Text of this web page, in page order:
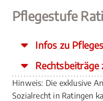
Pflegestufe
Infos zu
Hinweis: Die exklusive
Sozialrecht in Ratingen